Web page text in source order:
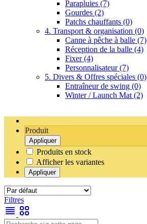
Parapluies (7)
Gourdes (2)
Patchs chauffants (0)
4. Transport & organisation (0)
Canne à pêche à balle (7)
Réception de la balle (4)
Fixer(4)
Personnalisateur(7)
5. Divers & Offres spéciales (0)
Entraîneur de swing (0)
Winter / Launch Mat (2)
Produit
Appliquer
Produits en stock
Afficher les variantes
Appliquer
Filtres